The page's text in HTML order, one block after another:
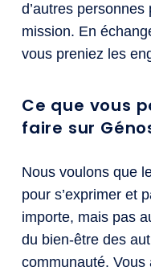
d’autres
mission. En
vous preniez les
Ce que vous
faire sur
Nous voulons que
pour s’exprimer et
importe, mais pas
du bien-être des
communauté.